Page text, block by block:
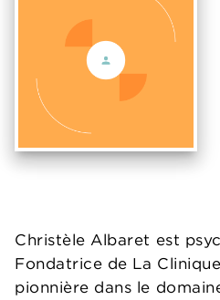
Christèle Albaret est
Fondatrice de La
pionnière dans le